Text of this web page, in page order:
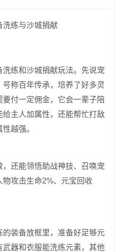
练与沙城捐献
练和沙城捐献玩法。先说宠
称百年传承，培养了好多灵
付一定佣金，它会一辈子陪
主人加属性，还能帮忙打敌
越强。
还能领悟助战神技、召唤宠
攻击生命2%、元宝回收
装备放框里，准备好足够元
器和衣服能洗练元素，其他